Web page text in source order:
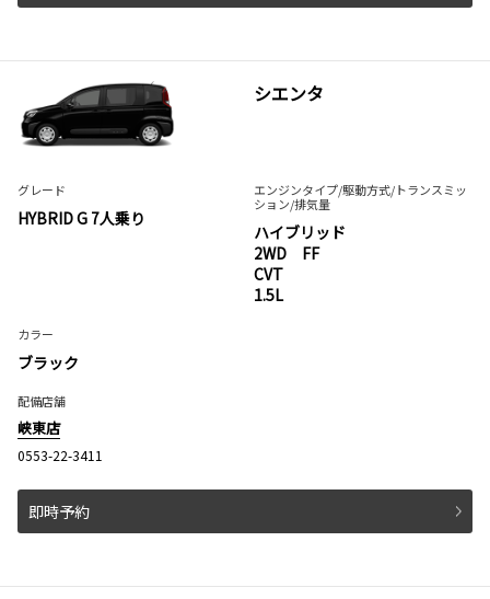
シエンタ
グレード
HYBRID G 7人乗り
エンジンタイプ/駆動方式/トランスミッ
ション/排気量
ハイブリッド
2WD FF
CVT
1.5L
カラー
ブラック
配備店舗
峡東店
0553-22-3411
即時予約